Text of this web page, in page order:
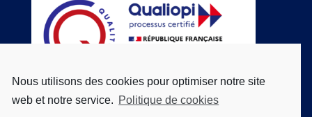
Nous utilisons des cookies pour optimiser notre site
web et notre service. Politique de cookies